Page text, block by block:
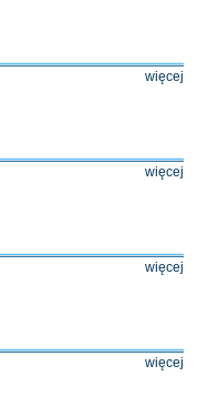
więcej
więcej
więcej
więcej